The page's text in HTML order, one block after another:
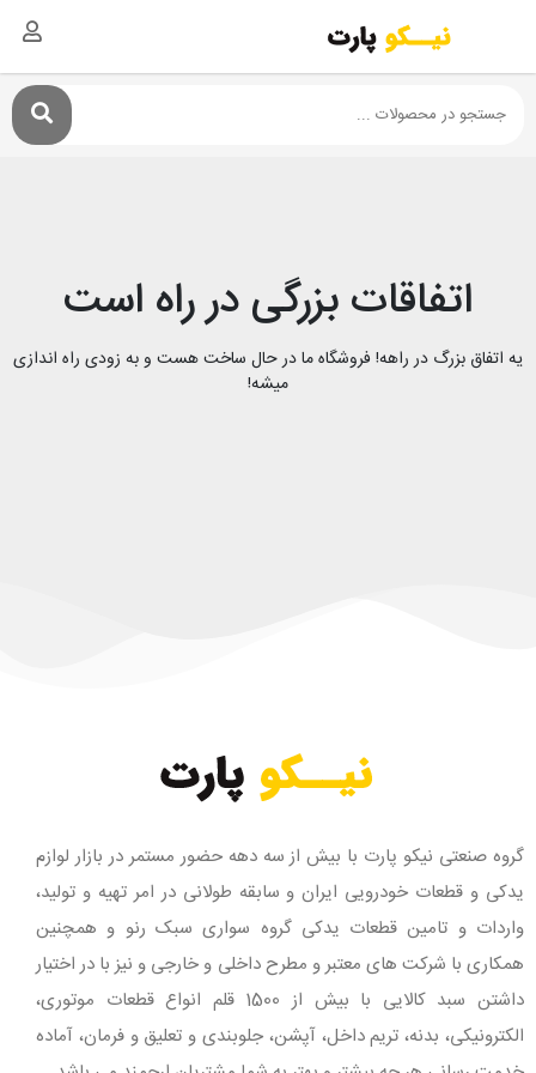
اتفاقات بزرگی در راه است
یه اتفاق بزرگ در راهه! فروشگاه ما در حال ساخت هست و به زودی راه اندازی
میشه!
گروه صنعتی نیکو پارت با بیش از سه دهه حضور مستمر در بازار لوازم
یدکی و قطعات خودرویی ایران و سابقه طولانی در امر تهیه و تولید،
واردات و تامین قطعات یدکی گروه سواری سبک رنو و همچنین
همکاری با شرکت های معتبر و مطرح داخلی و خارجی و نیز با در اختیار
داشتن سبد کالایی با بیش از 1500 قلم انواع قطعات موتوری،
الکترونیکی، بدنه، تریم داخل، آپشن، جلوبندی و تعلیق و فرمان، آماده